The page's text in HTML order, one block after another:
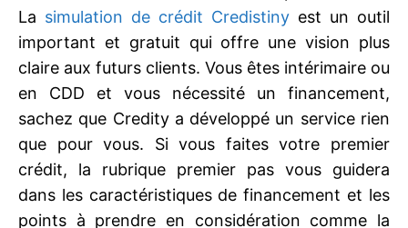
La simulation de crédit Credistiny est un outil
important et gratuit qui offre une vision plus
claire aux futurs clients. Vous êtes intérimaire ou
en CDD et vous nécessité un financement,
sachez que Credity a développé un service rien
que pour vous. Si vous faites votre premier
crédit, la rubrique premier pas vous guidera
dans les caractéristiques de financement et les
points à prendre en considération comme la